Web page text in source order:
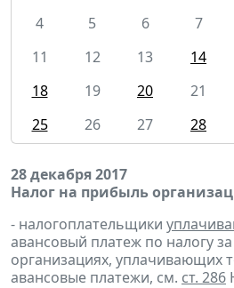
4
5 6 7
11
12 13 14
18
19 20 21
25
26 27 28
28 декабря 2017
Налог на прибыль
- налогоплательщики
авансовый платеж по налогу за
организациях, уплачивающих
авансовые платежи, см. ст. 286